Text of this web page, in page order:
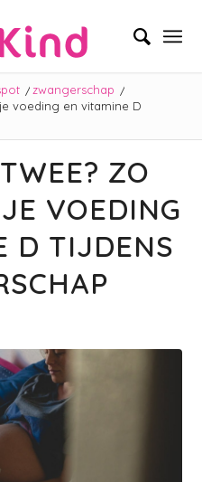
/ zwangerschap /
voeding en vitamine D
ZO
VOEDING
D TIJDENS